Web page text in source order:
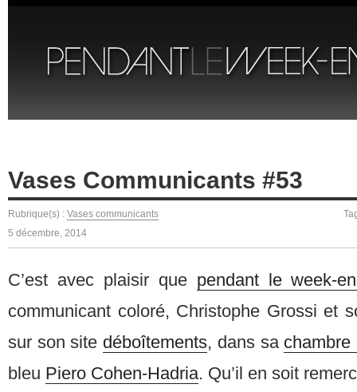
Vases Communicants #53
Rubrique(s) : Vases communicants
5 décembre, 2014
C’est avec plaisir que pendant le week-
communicant coloré, Christophe Grossi et
sur son site déboîtements, dans sa chambre
bleu Piero Cohen-Hadria. Qu’il en soit